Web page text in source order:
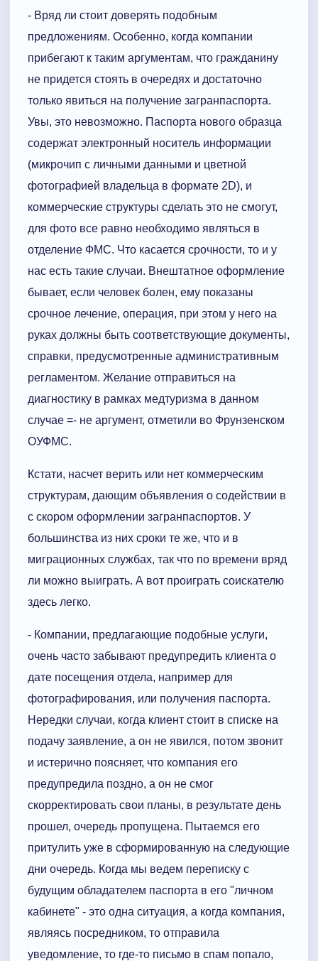
- Вряд ли стоит доверять подобным
предложениям. Особенно, когда компании
прибегают к таким аргументам, что гражданину
не придется стоять в очередях и достаточно
только явиться на получение загранпаспорта.
Увы, это невозможно. Паспорта нового образца
содержат электронный носитель информации
(микрочип с личными данными и цветной
фотографией владельца в формате 2D), и
коммерческие структуры сделать это не смогут,
для фото все равно необходимо являться в
отделение ФМС. Что касается срочности, то и у
нас есть такие случаи. Внештатное оформление
бывает, если человек болен, ему показаны
срочное лечение, операция, при этом у него на
руках должны быть соответствующие документы,
справки, предусмотренные административным
регламентом. Желание отправиться на
диагностику в рамках медтуризма в данном
случае =- не аргумент, отметили во Фрунзенском
ОУФМС.
Кстати, насчет верить или нет коммерческим
структурам, дающим объявления о содействии в
с скором оформлении загранпаспортов. У
большинства из них сроки те же, что и в
миграционных службах, так что по времени вряд
ли можно выиграть. А вот проиграть соискателю
здесь легко.
- Компании, предлагающие подобные услуги,
очень часто забывают предупредить клиента о
дате посещения отдела, например для
фотографирования, или получения паспорта.
Нередки случаи, когда клиент стоит в списке на
подачу заявление, а он не явился, потом звонит
и истерично поясняет, что компания его
предупредила поздно, а он не смог
скорректировать свои планы, в результате день
прошел, очередь пропущена. Пытаемся его
притулить уже в сформированную на следующие
дни очередь. Когда мы ведем переписку с
будущим обладателем паспорта в его "личном
кабинете" - это одна ситуация, а когда компания,
являясь посредником, то отправила
уведомление, то где-то письмо в спам попало,